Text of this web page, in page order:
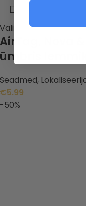
Vali
AirTag, Nova
ümbris
Seadmed,
€5.99
-50%